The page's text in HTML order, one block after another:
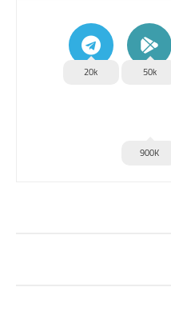
50k
20k
900K